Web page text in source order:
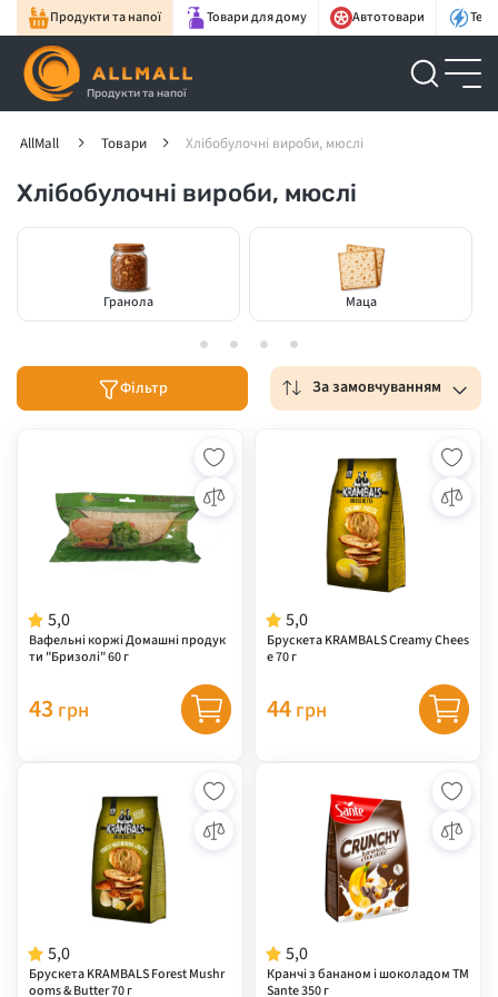
Продукти та напої Товари для дому Автотовари
Продукти та напої
AllMall Товари Хлібобулочні вироби, мюслі
Хлібобулочні вироби, мюслі
Гранола Маца
Фільтр За замовчуванням
5,0
Вафельні коржі Домашні продук
ти "Бризолі" 60 г
43 грн
5,0
Брускета KRAMBALS Creamy Chees
e 70 г
44 грн
5,0
Брускета KRAMBALS Forest Mushr
ooms & Butter 70 г
5,0
Кранчі з бананом і шоколадом ТМ
Sante 350 г